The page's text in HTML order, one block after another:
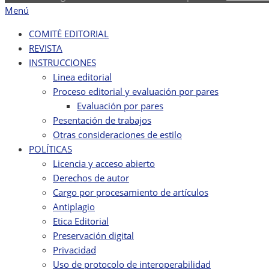
Menú
COMITÉ EDITORIAL
REVISTA
INSTRUCCIONES
Linea editorial
Proceso editorial y evaluación por pares
Evaluación por pares
Pesentación de trabajos
Otras consideraciones de estilo
POLÍTICAS
Licencia y acceso abierto
Derechos de autor
Cargo por procesamiento de artículos
Antiplagio
Etica Editorial
Preservación digital
Privacidad
Uso de protocolo de interoperabilidad